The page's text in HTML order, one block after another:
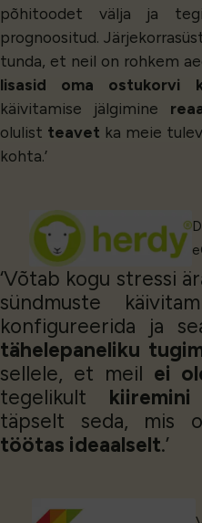
põhitoodet välja ja
prognoositud.
tunda, et neil on rohkem
lisasid oma ostukorvi
käivitamise jälgimine
olulist teavet ka meie
kohta.’
‘Võtab kogu stressi
sündmuste
konfigureerida ja
tähelepaneliku
sellele, et meil ei
tegelikult
täpselt seda, mis
töötas ideaalselt.’